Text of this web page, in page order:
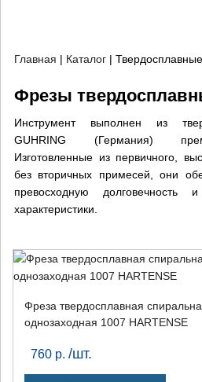
Главная | Каталог |
Фрезы
Инструмент выполнен из
GUHRING (Германия)
Изготовленные из первичного,
без вторичных примесей, они
превосходную долговечность
характеристики.
Фреза твердосплавная
однозаходная 1007 HARTENSE
760 р. /шт.